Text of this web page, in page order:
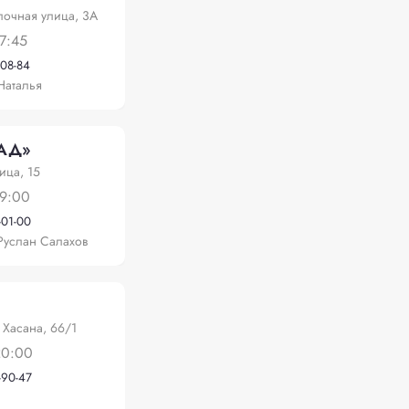
улица, 3А
84
15
00
Салахов
Хасана, 66/1
47